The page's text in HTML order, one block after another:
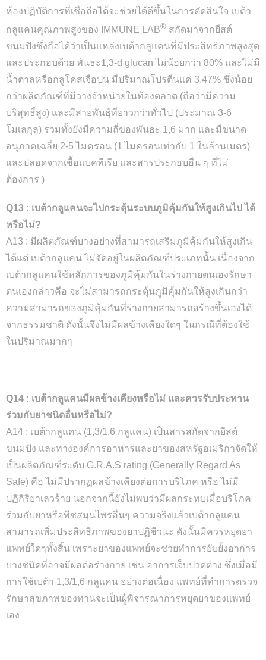
ห้องปฏิบัติการที่เชื่อถือได้จะช่วยได้ดีขึ้นในการตัดสินใจ เบต้า
กลูแคนคุณภาพสูงของ IMMUNE LAB® สกัดมาจากยีสต์
ขนมปังซึ่งถือได้ว่าเป็นแหล่งเบต้ากลูแคนที่มีประสิทธิภาพสูงสุด
และประกอบด้วย พันธะ1,3-d glucan ไม่น้อยกว่า 80% และไม่มี
น้ำตาลหรือกลูโคสเจือปน มีปริมาณโปรตีนแค่ 3.47% ซึ่งน้อย
กว่าผลิตภัณฑ์ที่มีวางจำหน่ายในท้องตลาด (ถือว่ามีความ
บริสุทธิ์สูง) และมีสายพันธุ์ที่ยาวกว่าทั่วไป (ประมาณ 3-6
โมเลกุล) รวมทั้งยังมีความถี่ของพันธะ 1,6 มาก และมีขนาด
อนุภาคเฉลี่ย 2-5 ไมครอน (1 ไมครอนเท่ากับ 1 ในล้านเมตร)
และปลอดจากเชื้อแบคทีเรีย และสารประกอบอื่น ๆ ที่ไม่
ต้องการ )
Q13 : เบต้ากลูแคนจะไปกระตุ้นระบบภูมิคุ้มกันให้สูงเกินไป ได้
หรือไม่?
A13 : มีผลิตภัณฑ์บางอย่างที่สามารถเสริมภูมิคุ้มกันให้สูงเกิน
ได้แต่ เบต้ากลูแคน ไม่จัดอยู่ในผลิตภัณฑ์ประเภทนั้น เนื่องจาก
เบต้ากลูแคนใช้หลักการของภูมิคุ้มกันในร่างกายตนเองรักษา
ตนเองกล่าวคือ จะไม่สามารถกระตุ้นภูมิคุ้มกันให้สูงเกินกว่า
ความสามารถของภูมิคุ้มกันที่ร่างกายสามารถสร้างขึ้นเองได้
จากธรรมชาติ ดังนั้นจึงไม่มีผลข้างเคียงใดๆ ในกรณีที่ต้องใช้
ในปริมาณมากๆ
Q14 : เบต้ากลูแคนมีผลข้างเคียงหรือไม่ และควรรับประทาน
ร่วมกับยาชนิดอื่นหรือไม่?
A14 : เบต้ากลูแคน (1,3/1,6 กลูแคน) เป็นสารสกัดจากยีสต์
ขนมปัง และทางองค์การอาหารและยาของสหรัฐอเมริกาจัดให้
เป็นผลิตภัณฑ์ระดับ G.R.A.S rating (Generally Regard As
Safe) คือ ไม่มีปรากฏผลข้างเคียงต่อการบริโภค หรือ ไม่มี
ปฏิกิริยาเลวร้าย นอกจากนี้ยังไม่พบว่ามีผลกระทบเมื่อบริโภค
ร่วมกับยาหรือพืชสมุนไพรอื่นๆ ความจริงแล้วเบต้ากลูแคน
สามารถเพิ่มประสิทธิภาพของยาปฏิชีวนะ ดังนั้นมิควรหยุดยา
แพทย์ใดๆทั้งสิ้น เพราะยาของแพทย์จะช่วยทำการยับยั้งอาการ
บางชนิดที่อาจมีผลต่อร่างกาย เช่น อาการเจ็บปวดต่าง ซึ่งเมื่อมี
การใช้เบต้า 1,3/1,6 กลูแคน อย่างต่อเนื่อง แพทย์ที่ทำการตรวจ
รักษาสุขภาพของท่านจะเป็นผู้พิจารณาการหยุดยาของแพทย์
เอง